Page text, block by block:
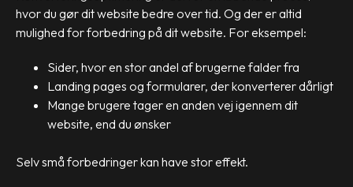
hvor du gør dit website bedre over tid. Og der er altid
mulighed for forbedring på dit website. For eksempel:
Sider, hvor en stor andel af brugerne falder fra
Landing pages og formularer, der konverterer dårligt
Mange brugere tager en anden vej igennem dit
website, end du ønsker
Selv små forbedringer kan have stor effekt.